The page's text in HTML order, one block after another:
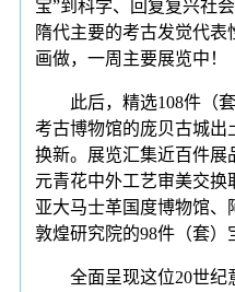
宝”到科学、回复复兴社
隋代主要的考古发觉代
画做，一周主要展览中！
此后，精选108件（套
考古博物馆的庞贝古城出
换新。展览汇集近百件展
元青花中外工艺审美交换
亚大马士革国度博物馆、
敦煌研究院的98件（套）
全面呈现这位20世纪